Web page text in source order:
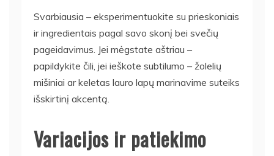
Svarbiausia – eksperimentuokite su prieskoniais
ir ingredientais pagal savo skonį bei svečių
pageidavimus. Jei mėgstate aštriau –
papildykite čili, jei ieškote subtilumo – žolelių
mišiniai ar keletas lauro lapų marinavime suteiks
išskirtinį akcentą.
Variacijos ir patiekimo